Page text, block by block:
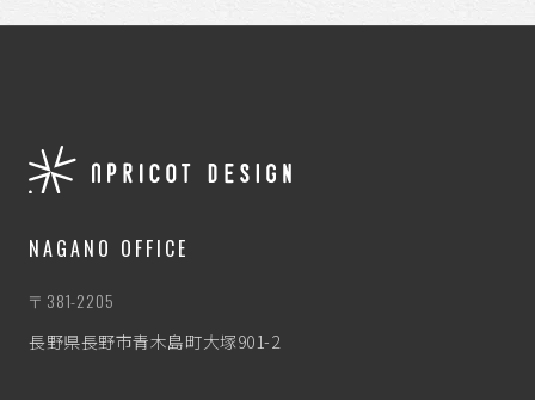
NAGANO OFFICE
〒381-2205
長野県長野市青木島町大塚901-2